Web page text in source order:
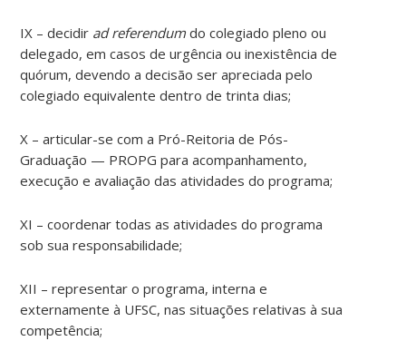
IX – decidir ad referendumdo colegiado pleno ou
delegado, em casos de urgência ou inexistência de
quórum, devendo a decisão ser apreciada pelo
colegiado equivalente dentro de trinta dias;
X – articular-se com a Pró-Reitoria de Pós-
Graduação — PROPG para acompanhamento,
execução e avaliação das atividades do programa;
XI – coordenar todas as atividades do programa
sob sua responsabilidade;
XII – representar o programa, interna e
externamente à UFSC, nas situações relativas à sua
competência;